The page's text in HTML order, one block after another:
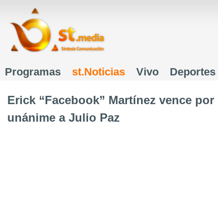
Menú principal
Programas st.Noticias Vivo Deportes
Erick “Facebook” Martínez vence
unánime a Julio Paz